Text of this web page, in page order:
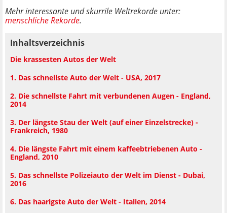
Mehr interessante und skurrile Weltrekorde unter:
menschliche Rekorde.
Inhaltsverzeichnis
Die krassesten Autos der Welt
1. Das schnellste Auto der Welt - USA, 2017
2. Die schnellste Fahrt mit verbundenen Augen - England,
2014
3. Der längste Stau der Welt (auf einer Einzelstrecke) -
Frankreich, 1980
4. Die längste Fahrt mit einem kaffeebtriebenen Auto -
England, 2010
5. Das schnellste Polizeiauto der Welt im Dienst - Dubai,
2016
6. Das haarigste Auto der Welt - Italien, 2014